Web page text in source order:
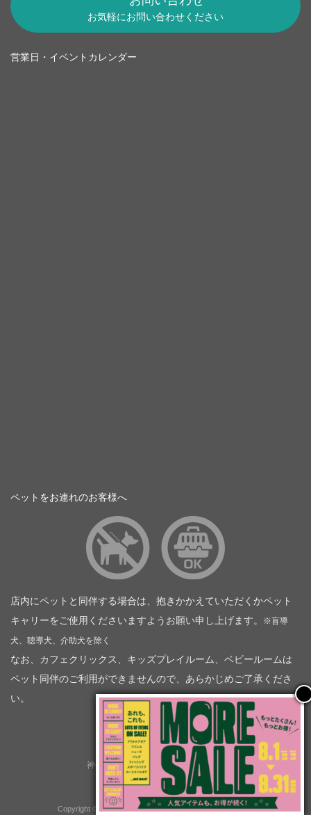
お気軽にお問い合わせください
営業日・イベントカレンダー
ペットをお連れのお客様へ
店内にペットと同伴する場合は、抱きかかえていただくかペット
キャリーをご使用くださいますようお願い申し上げます。
※盲導
犬、聴導犬、介助犬を除く
なお、カフェクリックス、キッズプレイルーム、ベビールームは
ペット同伴のご利用ができませんので、あらかじめご了承くださ
い。
神奈川トヨタ自動車（企業情報）
トヨタモビリティ神奈川
株式会社会社ＫＴグループ
Copyright © GOOD OPEN AIRS myX All Rights Reserved.